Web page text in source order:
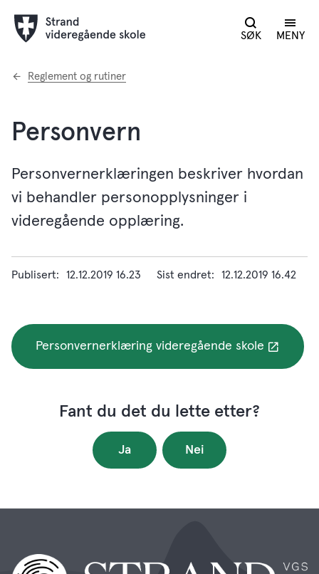
SØK MENY
Du
Reglement og rutiner
Personvern
Personvernerklæringen beskriver hvordan
vi behandler personopplysninger i
videregående opplæring.
Publisert 12.12.2019 16.23 Sist endret 12.12.2019 16.42
Personvernerklæring videregående skole
Fant du det du lette etter?
Ja Nei